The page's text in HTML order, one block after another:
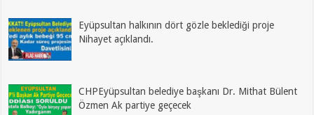
Eyüpsultan halkının dört gözle beklediği proje
Nihayet açıklandı.
CHPEyüpsultan belediye başkanı Dr. Mithat Bülent
Özmen Ak partiye geçecek